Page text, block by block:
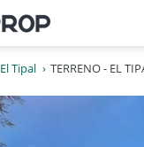
El Tipal TERRENO - EL